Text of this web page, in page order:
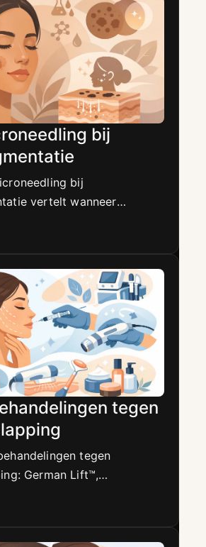
bij
bij
vertelt wanneer
nazorg resultaat optimaal
tegen
tegen
German Lift™,
huid zonder injecties